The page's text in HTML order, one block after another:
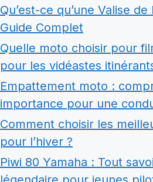
Qu’est-ce qu’une Valise
Guide Complet
Quelle moto choisir pour
pour les vidéastes
Empattement moto :
importance pour une
Comment choisir les
pour l’hiver ?
Piwi 80 Yamaha : Tout